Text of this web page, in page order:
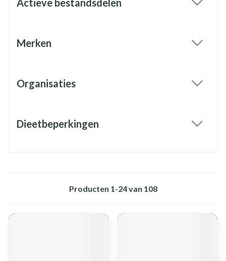
Actieve bestandsdelen
Merken
Organisaties
Dieetbeperkingen
Producten 1-24van 108